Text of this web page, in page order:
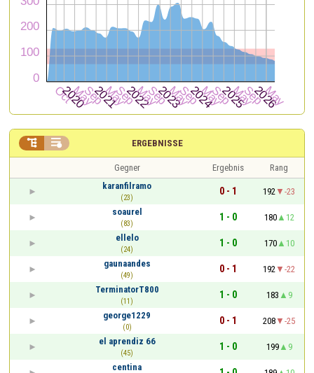
ERGEBNISSE
 
Gegner Ergebnis
Rang
karanfilramo
(23)
0 - 1 192
-23
soaurel
(83)
1 - 0 180
12
ellelo
(24)
1 - 0 170
10
gaunaandes
(49)
0 - 1 192
-22
TerminatorT800
(11)
1 - 0 183
9
george1229
(0)
0 - 1 208
-25
el aprendiz 66
(45)
1 - 0 199
9
centina